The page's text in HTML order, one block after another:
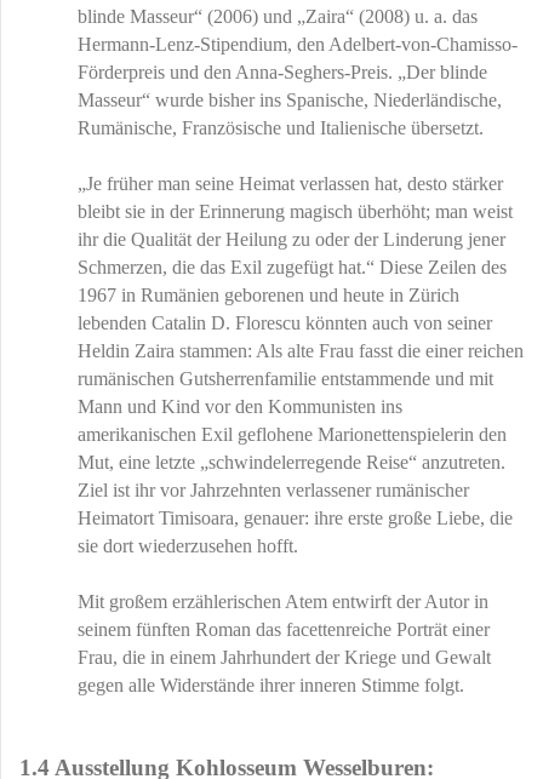
blinde Masseur“ (2006) und „Zaira“ (2008) u. a. das
Hermann-Lenz-Stipendium, den Adelbert-von-Chamisso-
Förderpreis und den Anna-Seghers-Preis. „Der blinde
Masseur“ wurde bisher ins Spanische, Niederländische,
Rumänische, Französische und Italienische übersetzt.
„Je früher man seine Heimat verlassen hat, desto stärker
bleibt sie in der Erinnerung magisch überhöht; man weist
ihr die Qualität der Heilung zu oder der Linderung jener
Schmerzen, die das Exil zugefügt hat.“ Diese Zeilen des
1967 in Rumänien geborenen und heute in Zürich
lebenden Catalin D. Florescu könnten auch von seiner
Heldin Zaira stammen: Als alte Frau fasst die einer reichen
rumänischen Gutsherrenfamilie entstammende und mit
Mann und Kind vor den Kommunisten ins
amerikanischen Exil geflohene Marionettenspielerin den
Mut, eine letzte „schwindelerregende Reise“ anzutreten.
Ziel ist ihr vor Jahrzehnten verlassener rumänischer
Heimatort Timisoara, genauer: ihre erste große Liebe, die
sie dort wiederzusehen hofft.
Mit großem erzählerischen Atem entwirft der Autor in
seinem fünften Roman das facettenreiche Porträt einer
Frau, die in einem Jahrhundert der Kriege und Gewalt
gegen alle Widerstände ihrer inneren Stimme folgt.
1.4 Ausstellung Kohlosseum Wesselburen: